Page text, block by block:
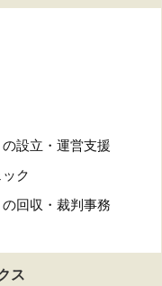
設立・運営支援
ク
回収・裁判事務
ス